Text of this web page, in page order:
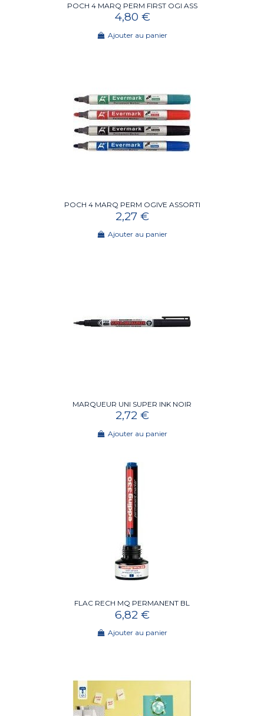
POCH 4 MARQ PERM FIRST OGI ASS
4,80 €
Ajouter au panier
POCH 4 MARQ PERM OGIVE ASSORTI
2,27 €
Ajouter au panier
MARQUEUR UNI SUPER INK NOIR
2,72 €
Ajouter au panier
FLAC RECH MQ PERMANENT BL
6,82 €
Ajouter au panier